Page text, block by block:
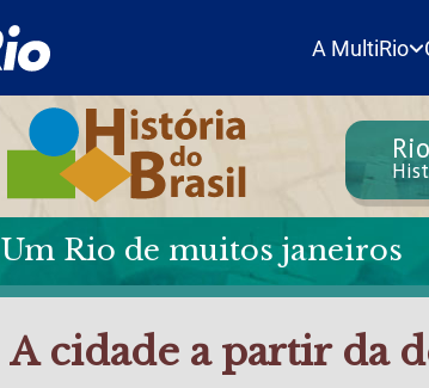
A MultiRio
Um Rio de muitos janeiros
A cidade a partir da